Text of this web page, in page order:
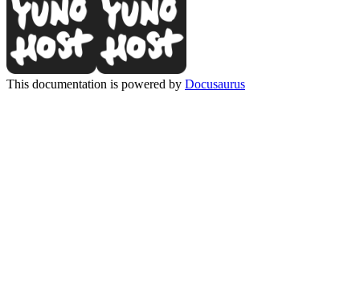
This documentation is powered by Docusaurus